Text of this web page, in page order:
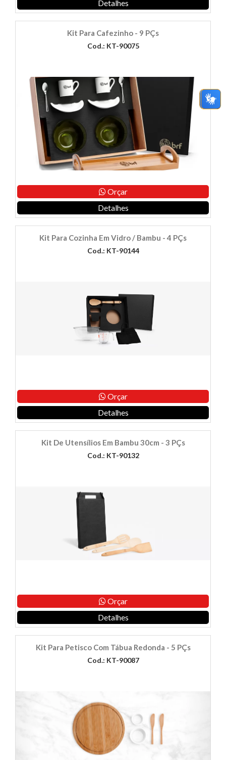
Detalhes
Kit Para Cafezinho - 9 PÇs
Cod.: KT-90075
Orçar
Detalhes
Kit Para Cozinha Em Vidro / Bambu - 4 PÇs
Cod.: KT-90144
Orçar
Detalhes
Kit De Utensílios Em Bambu 30cm - 3 PÇs
Cod.: KT-90132
Orçar
Detalhes
Kit Para Petisco Com Tábua Redonda - 5 PÇs
Cod.: KT-90087